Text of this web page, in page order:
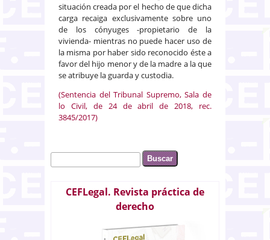
situación creada por el hecho de que dicha
carga recaiga exclusivamente sobre uno
de los cónyuges -propietario de la
vivienda- mientras no puede hacer uso de
la misma por haber sido reconocido éste a
favor del hijo menor y de la madre a la que
se atribuye la guarda y custodia.
(Sentencia del Tribunal Supremo, Sala de
lo Civil, de 24 de abril de 2018, rec.
3845/2017)
Formulario de búsqueda
Buscar
CEFLegal. Revista práctica de
derecho